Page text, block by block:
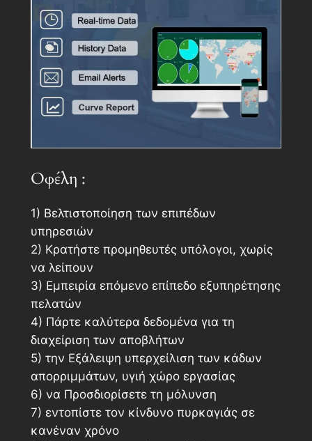
Οφέλη :
1) Βελτιστοποίηση των επιπέδων
υπηρεσιών
2) Κρατήστε προμηθευτές υπόλογοι, χωρίς
να λείπουν
3) Εμπειρία επόμενο επίπεδο εξυπηρέτησης
πελατών
4) Πάρτε καλύτερα δεδομένα για τη
διαχείριση των αποβλήτων
5) την Εξάλειψη υπερχείλιση των κάδων
απορριμμάτων, υγιή χώρο εργασίας
6) να Προσδιορίσετε τη μόλυνση
7) εντοπίστε τον κίνδυνο πυρκαγιάς σε
κανέναν χρόνο